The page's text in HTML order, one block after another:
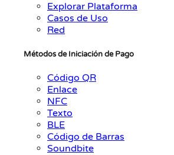
Explorar Plataforma
Casos de Uso
Red
Métodos de Iniciación de Pago
Código QR
Enlace
NFC
Texto
BLE
Código de Barras
Soundbite